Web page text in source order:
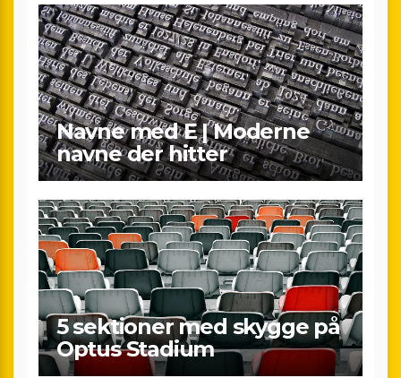
Navne med E | Moderne
navne der hitter
5 sektioner med skygge på
Optus Stadium